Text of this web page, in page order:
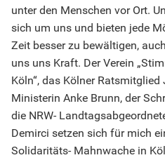
unter den Menschen vor Ort.
sich um uns und bieten jede
Zeit besser zu bewältigen,
uns uns Kraft. Der Verein
Köln“, das Kölner
Ministerin Anke Brunn, der
die NRW-
Demirci setzen sich für mich
Solidaritäts- Mahnwache in